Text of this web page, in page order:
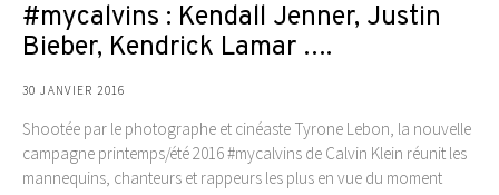
#mycalvins : Kendall Jenner, Justin
Bieber, Kendrick Lamar ….
30 JANVIER 2016
Shootée par le photographe et cinéaste Tyrone Lebon, la nouvelle
campagne printemps/été 2016 #mycalvins de Calvin Klein réunit les
mannequins, chanteurs et rappeurs les plus en vue du moment